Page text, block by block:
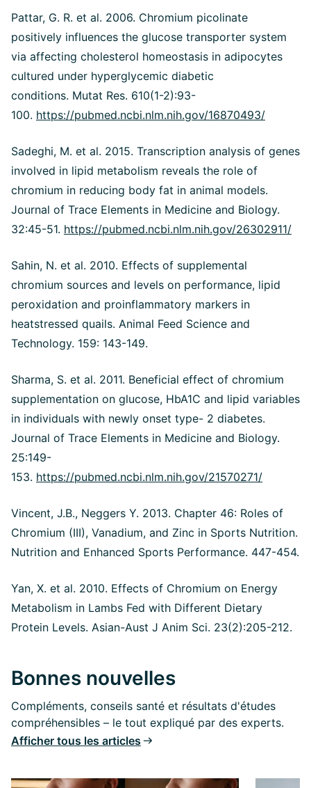
Pattar, G. R. et al. 2006. Chromium picolinate
positively influences the glucose transporter system
via affecting cholesterol homeostasis in adipocytes
cultured under hyperglycemic diabetic
conditions. Mutat Res. 610(1-2):93-
100. https://pubmed.ncbi.nlm.nih.gov/16870493/
Sadeghi, M. et al. 2015. Transcription analysis of genes
involved in lipid metabolism reveals the role of
chromium in reducing body fat in animal models.
Journal of Trace Elements in Medicine and Biology.
32:45-51. https://pubmed.ncbi.nlm.nih.gov/26302911/
Sahin, N. et al. 2010. Effects of supplemental
chromium sources and levels on performance, lipid
peroxidation and proinflammatory markers in
heatstressed quails. Animal Feed Science and
Technology. 159: 143-149.
Sharma, S. et al. 2011. Beneficial effect of chromium
supplementation on glucose, HbA1C and lipid variables
in individuals with newly onset type- 2 diabetes.
Journal of Trace Elements in Medicine and Biology.
25:149-
153. https://pubmed.ncbi.nlm.nih.gov/21570271/
Vincent, J.B., Neggers Y. 2013. Chapter 46: Roles of
Chromium (III), Vanadium, and Zinc in Sports Nutrition.
Nutrition and Enhanced Sports Performance. 447-454.
Yan, X. et al. 2010. Effects of Chromium on Energy
Metabolism in Lambs Fed with Different Dietary
Protein Levels. Asian-Aust J Anim Sci. 23(2):205-212.
Bonnes nouvelles
Compléments, conseils santé et résultats d'études
compréhensibles – le tout expliqué par des experts.
Afficher tous les articles